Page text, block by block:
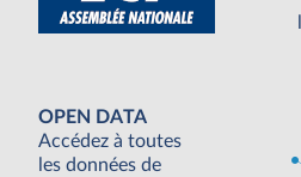
OPEN DATA
Accédez à toutes
les données de